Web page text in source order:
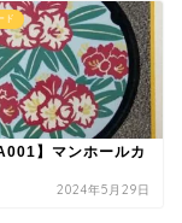
ド
】マンホールカ
2024年5月29日